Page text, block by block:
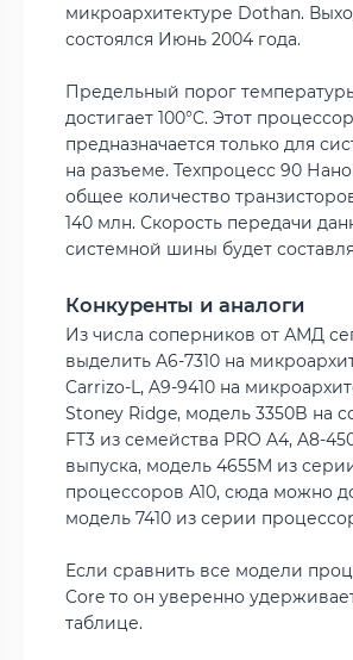
микроархитектуре Dothan.
состоялся Июнь 2004 года.
Предельный порог
достигает 100°C. Этот процессор
предназначается только для
на разъеме. Техпроцесс 90
общее количество
140 млн. Скорость передачи
системной шины будет
Конкуренты и аналоги
Из числа соперников от АМД
выделить A6-7310 на
Carrizo-L, A9-9410 на
Stoney Ridge, модель 3350B на
FT3 из семейства PRO A4, A8-
выпуска, модель 4655M из
процессоров A10, сюда можно
модель 7410 из серии
Если сравнить все модели
Core то он уверенно
таблице.